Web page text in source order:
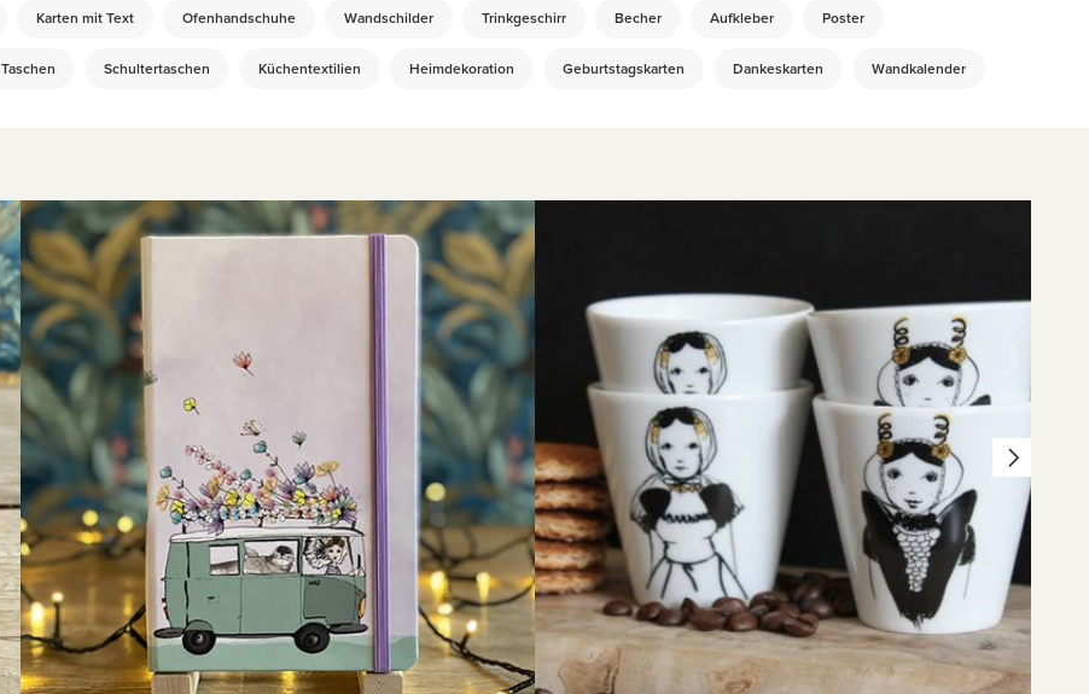
Karten mit Text Ofenhandschuhe Wandschilder Trinkgeschirr Becher Aufkleber Poster
Taschen Schultertaschen Küchentextilien Heimdekoration Geburtstagskarten Dankeskarten Wandkalender